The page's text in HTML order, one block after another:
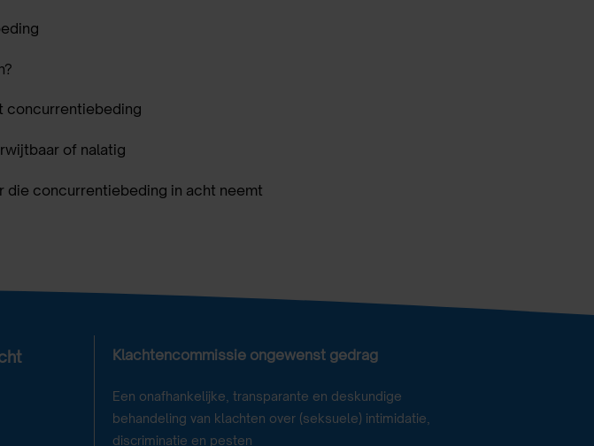
concurrentiebeding
of nalatig
die concurrentiebeding in acht neemt
Klachtencommissie ongewenst gedrag
Een onafhankelijke, transparante en deskundige
behandeling van klachten over (seksuele) intimidatie,
discriminatie en pesten